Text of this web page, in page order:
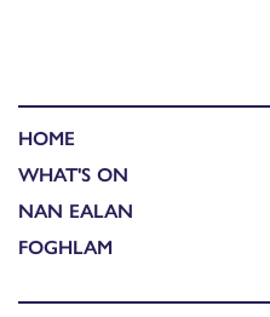
HOME
WHAT'S ON
NAN EALAN
FOGHLAM